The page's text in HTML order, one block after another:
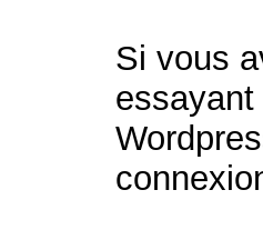
Si vous